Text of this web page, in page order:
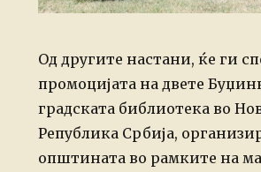
Од другите настани, ќе ги
промоцијата на двете
градската библиотека во
Република Србија,
општината во рамките на